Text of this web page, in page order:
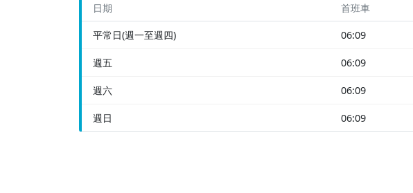
日期 首班車
平常日(週一至週四) 06:09
週五 06:09
週六 06:09
週日 06:09